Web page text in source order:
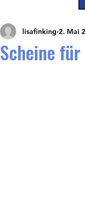
Scheine
lisafinking 2. Mai